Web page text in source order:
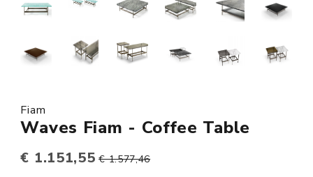
Fiam
Waves Fiam - Coffee Table
€ 1.151,55 € 1.577,46